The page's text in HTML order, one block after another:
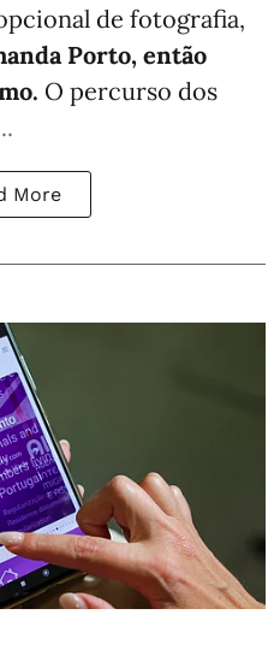
de fotografia,
Porto, então
O percurso dos
More